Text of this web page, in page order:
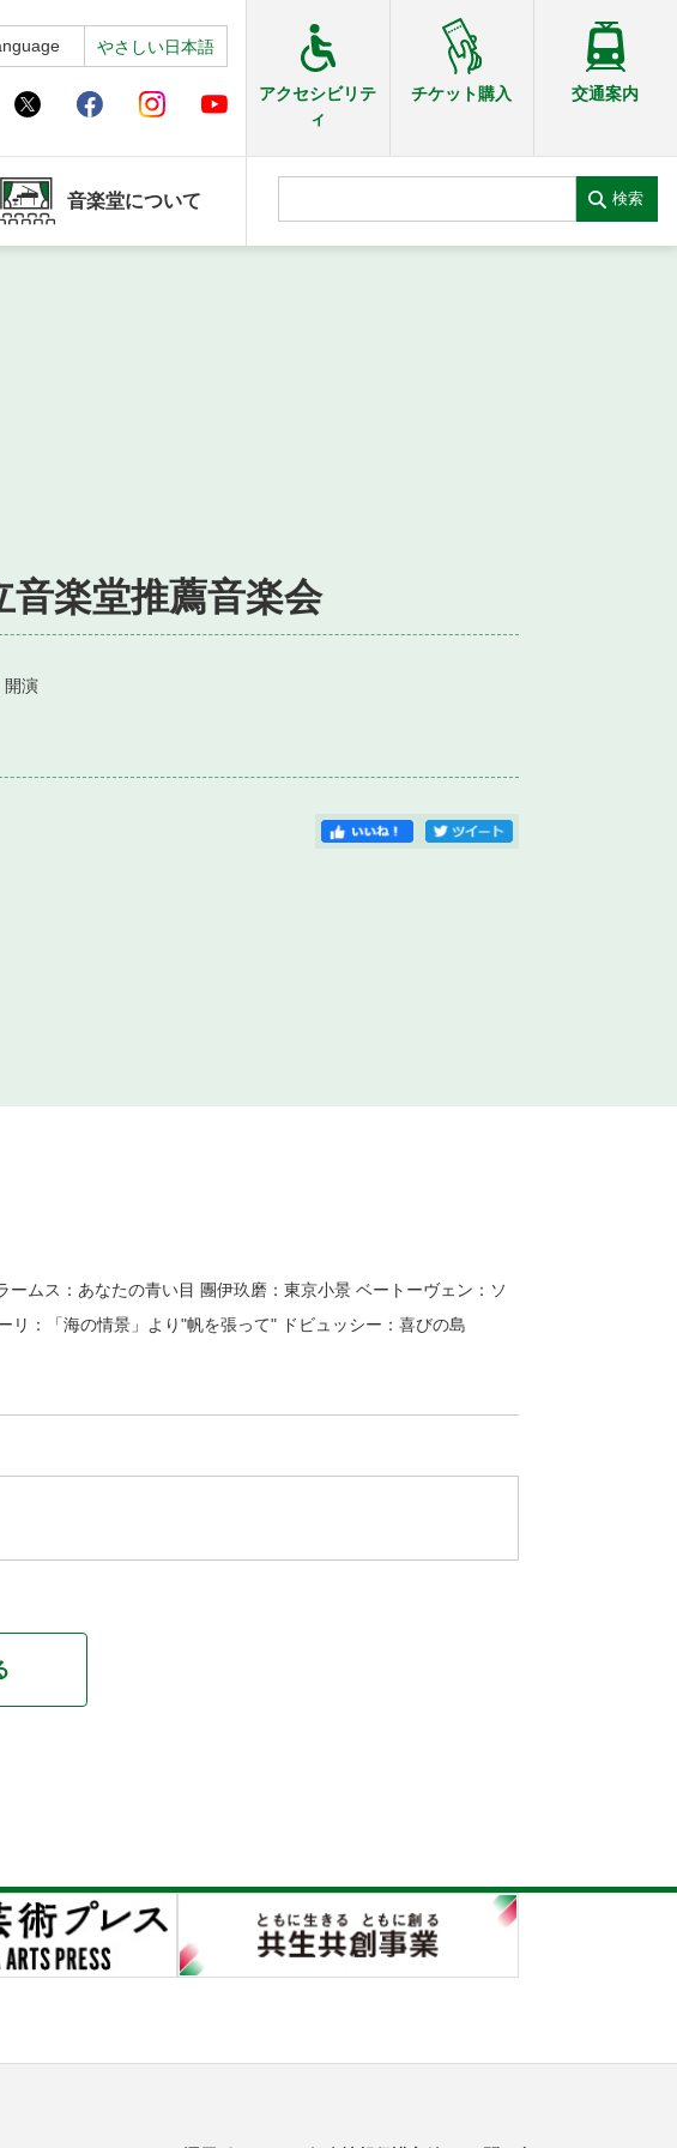
やさしい日本語
アクセシビリテ
ィ
チケット購入 交通案内
音楽堂について 検索
音楽堂推薦音楽会
開演
ムス：あなたの青い目 團伊玖磨：東京小景 ベートーヴェン：ソ
：「海の情景」より"帆を張って" ドビュッシー：喜びの島